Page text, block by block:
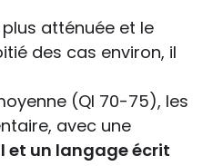
atténuée et le
des cas environ, il
(QI 70-75), les
avec une
et un langage écrit